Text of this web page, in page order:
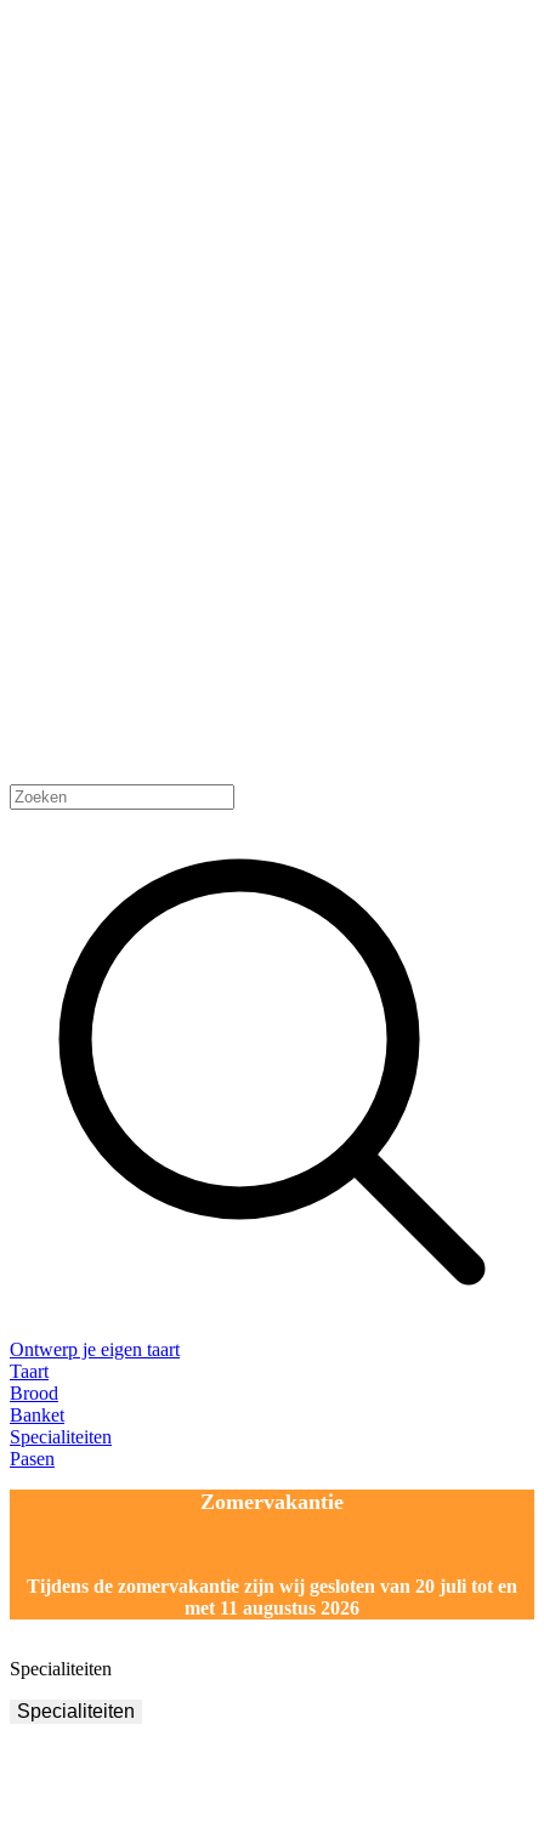
Ontwerp je eigen taart
Taart
Brood
Banket
Specialiteiten
Pasen
Zomervakantie
Tijdens de zomervakantie zijn wij gesloten van 20 juli tot en
met 11 augustus 2026
Specialiteiten
Specialiteiten